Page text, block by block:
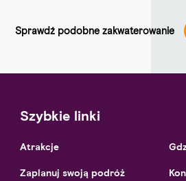
Sprawdź podobne zakwaterowanie
Szybkie linki
Atrakcje
Zaplanuj swoją podróż